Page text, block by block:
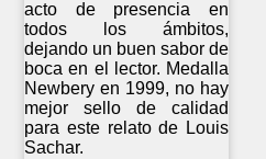
acto de presencia en
todos los ámbitos,
dejando un buen sabor de
boca en el lector. Medalla
Newbery en 1999, no hay
mejor sello de calidad
para este relato de Louis
Sachar.